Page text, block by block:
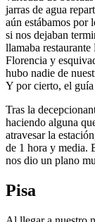
jarras de agua
aún estábamos por
si nos dejaban
llamaba
Florencia y
hubo nadie de
Y por cierto, el
Tras la
haciendo alguna
atravesar la
de 1 hora y media.
nos dio un plano
Pisa